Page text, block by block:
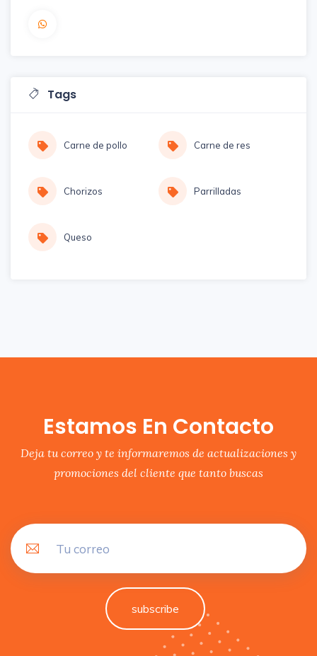
Tags
Carne de pollo Carne de res
Chorizos Parrilladas
Queso
Estamos En Contacto
Deja tu correo y te informaremos de actualizaciones y
promociones del cliente que tanto buscas
subscribe